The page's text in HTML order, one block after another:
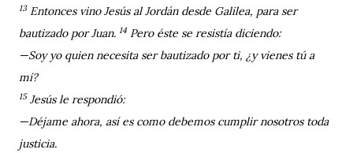
13Entonces vino Jesús al Jordán desde Galilea, para ser
bautizado por Juan. 14 Pero éste se resistía diciendo:
—Soy yo quien necesita ser bautizado por ti, ¿y vienes tú a
mí?
15Jesús le respondió:
—Déjame ahora, así es como debemos cumplir nosotros toda
justicia.